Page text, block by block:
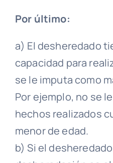
Por último:
a) El desheredado
capacidad para
se le imputa como
Por ejemplo, no se
hechos realizados
menor de edad.
b) Si el